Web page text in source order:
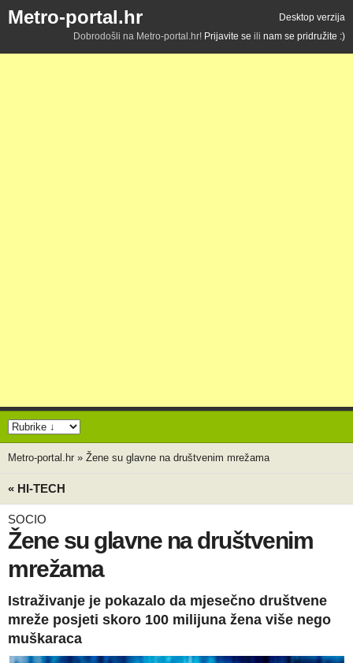
Metro-portal.hr
Desktop verzija
Dobrodošli na Metro-portal.hr! Prijavite se ili nam se pridružite :)
Metro-portal.hr » Žene su glavne na društvenim mrežama
« HI-TECH
SOCIO
Žene su glavne na društvenim
mrežama
Istraživanje je pokazalo da mjesečno društvene
mreže posjeti skoro 100 milijuna žena više nego
muškaraca